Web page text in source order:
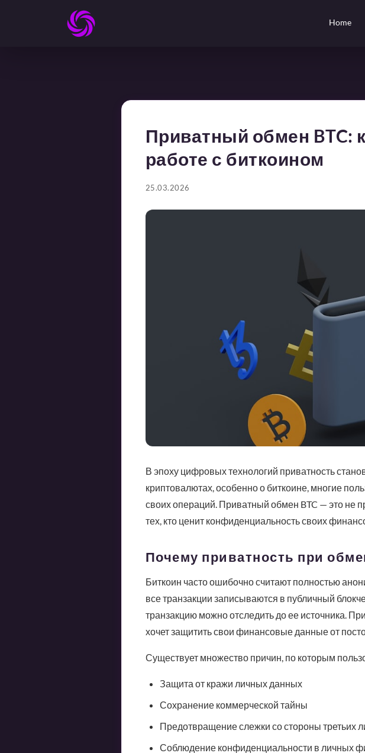
Home
Приватный обмен BTC:
работе с биткоином
25.03.2026
В эпоху цифровых технологий приватность
криптовалютах, особенно о биткоине, многие
своих операций. Приватный обмен BTC — это не
тех, кто ценит конфиденциальность своих
Почему приватность при
Биткоин часто ошибочно считают полностью
все транзакции записываются в публичный
транзакцию можно отследить до ее источника.
хочет защитить свои финансовые данные от
Существует множество причин, по которым
Защита от кражи личных данных
Сохранение коммерческой тайны
Предотвращение слежки со стороны третьих
Соблюдение конфиденциальности в личных